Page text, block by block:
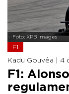
Foto: XPB Images
F1
Kadu Gouvêa | 4
F1: